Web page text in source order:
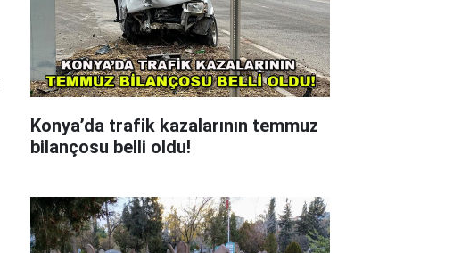
Konya’da trafik kazalarının temmuz
bilançosu belli oldu!